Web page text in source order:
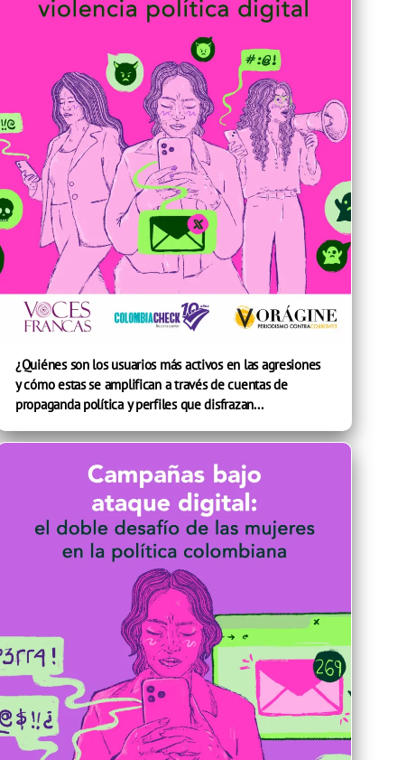
¿Quiénes son los usuarios más activos en las agresiones
y cómo estas se amplifican a través de cuentas de
propaganda política y perfiles que disfrazan...